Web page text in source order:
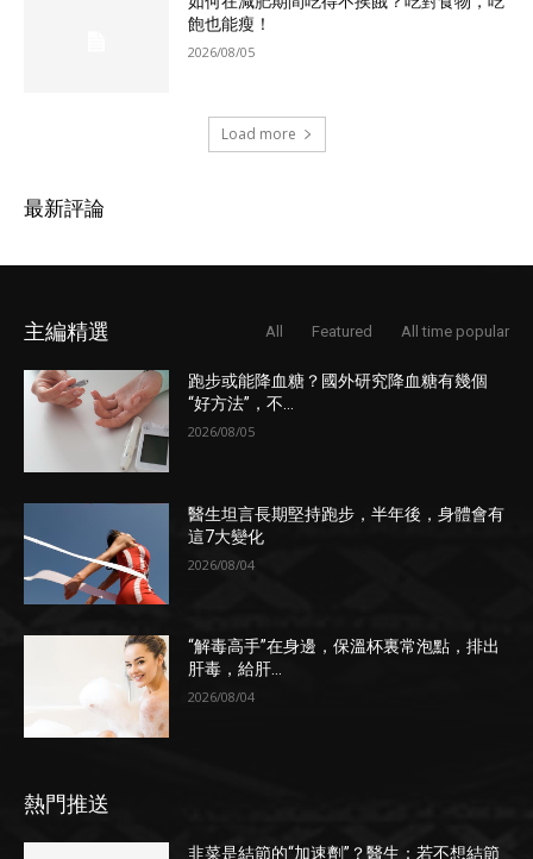
飽也能瘦！
2026/08/05
Load more
最新評論
主編精選 All Featured All time popular
跑步或能降血糖？國外研究降血糖有幾個
“好方法”，不...
2026/08/05
醫生坦言長期堅持跑步，半年後，身體會有
這7大變化
2026/08/04
“解毒高手”在身邊，保溫杯裏常泡點，排出
肝毒，給肝...
2026/08/04
熱門推送
韭菜是結節的“加速劑”？醫生：若不想結節